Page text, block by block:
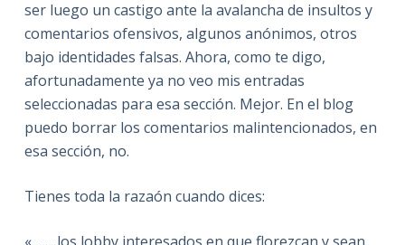
ser luego un castigo ante la avalancha de insultos y
comentarios ofensivos, algunos anónimos, otros
bajo identidades falsas. Ahora, como te digo,
afortunadamente ya no veo mis entradas
seleccionadas para esa sección. Mejor. En el blog
puedo borrar los comentarios malintencionados, en
esa sección, no.
Tienes toda la razaón cuando dices:
«……..los lobby interesados en que florezcan y sean